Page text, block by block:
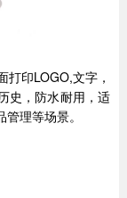
印LOGO,文字，
史，防水耐用，适
理等场景。